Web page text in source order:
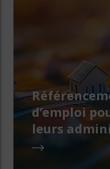
d’emploi
leurs